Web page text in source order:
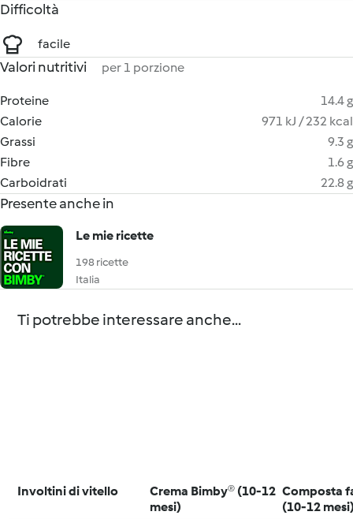
Difficoltà
facile
Valori nutritivi per 1 porzione
Proteine
14.4 g
Calorie
971 kJ / 232 kcal
Grassi
9.3 g
Fibre
1.6 g
Carboidrati
22.8 g
Presente anche in
Le mie ricette
198 ricette
Italia
Ti potrebbe interessare anche...
Involtini di vitello
Crema Bimby® (10-12
mesi)
Composta
(10-12